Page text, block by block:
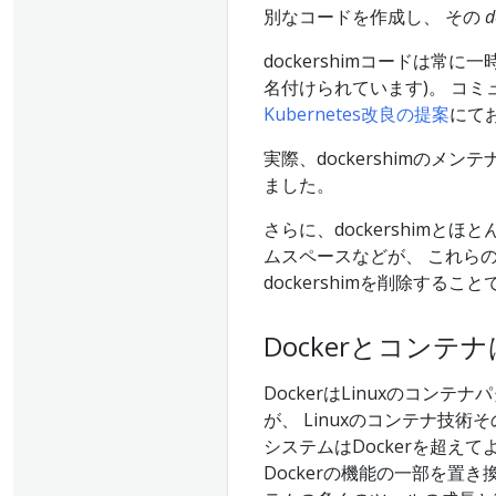
別なコードを作成し、 その
dockershimコードは常に一
名付けられています)。 コミ
Kubernetes改良の提案にて
実際、dockershimのメンテ
ました。
さらに、dockershimとほと
ムスペースなどが、 これら
dockershimを削除すること
Dockerとコンテ
DockerはLinuxのコンテナ
が、 Linuxのコンテナ技術
システムはDockerを超えて
Dockerの機能の一部を置き